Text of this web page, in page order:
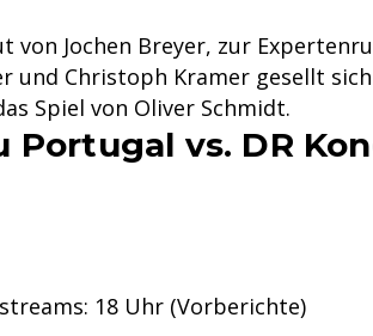
von Jochen Breyer, zur
und Christoph Kramer gesellt
Spiel von Oliver Schmidt.
Portugal vs. DR
18 Uhr (Vorberichte)